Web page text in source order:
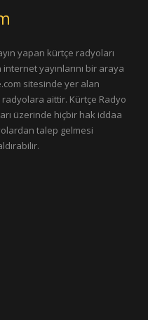
yapan kürtçe radyoları
yayınlarını bir araya
sitesinde yer alan
radyolara aittir. Kürtçe Radyo
üzerinde hiçbir hak iddaa
talep gelmesi